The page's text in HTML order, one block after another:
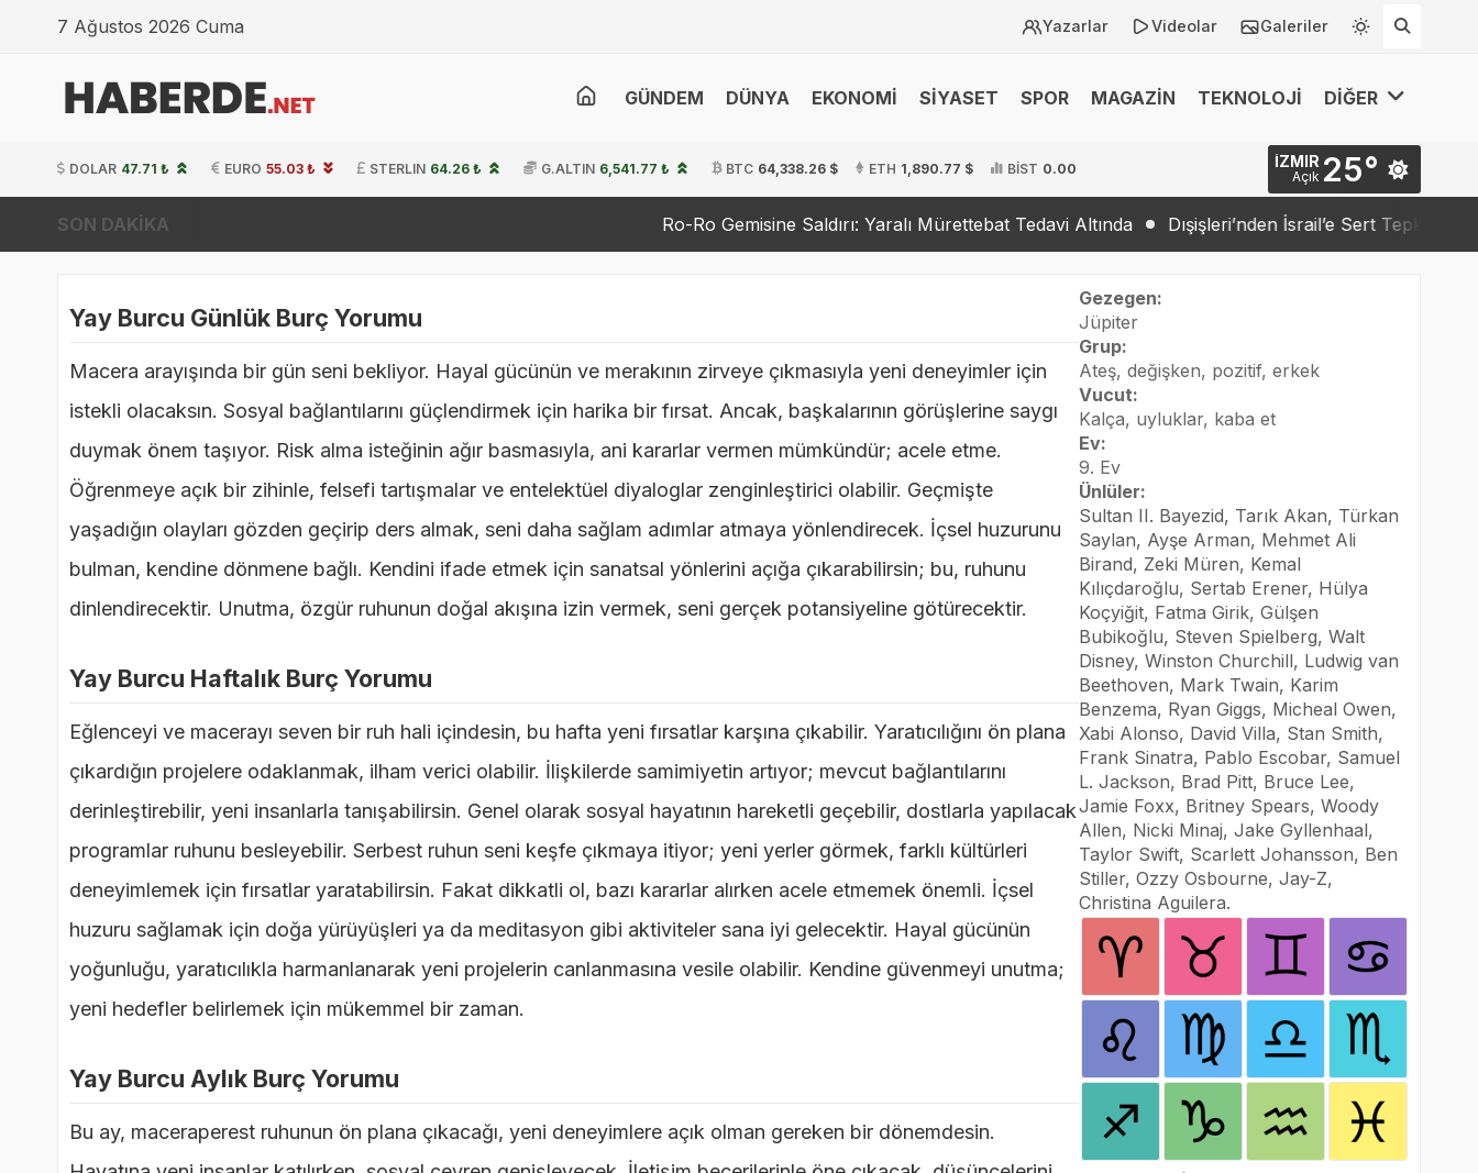
7 Ağustos 2026 Cuma Yazarlar Videolar Galeriler
GÜNDEM DÜNYA EKONOMİ SİYASET SPOR MAGAZİN TEKNOLOJİ DİĞER
DOLAR 47.71 ₺ EURO 55.03 ₺ STERLIN 64.26 ₺ G.ALTIN 6,541.77 ₺ BTC 64,338.26 $ ETH 1,890.77 $ BİST 0.00 İZMIR
Açık 25°
SON DAKİKA Ro-Ro Gemisine Saldırı: Yaralı Mürettebat Tedavi Altında Dışişleri’nden İsrail’e Sert Tepki: “Barış İradesi
Yay Burcu Günlük Burç Yorumu
Macera arayışında bir gün seni bekliyor. Hayal gücünün ve merakının zirveye çıkmasıyla yeni deneyimler için
istekli olacaksın. Sosyal bağlantılarını güçlendirmek için harika bir fırsat. Ancak, başkalarının görüşlerine saygı
duymak önem taşıyor. Risk alma isteğinin ağır basmasıyla, ani kararlar vermen mümkündür; acele etme.
Öğrenmeye açık bir zihinle, felsefi tartışmalar ve entelektüel diyaloglar zenginleştirici olabilir. Geçmişte
yaşadığın olayları gözden geçirip ders almak, seni daha sağlam adımlar atmaya yönlendirecek. İçsel huzurunu
bulman, kendine dönmene bağlı. Kendini ifade etmek için sanatsal yönlerini açığa çıkarabilirsin; bu, ruhunu
dinlendirecektir. Unutma, özgür ruhunun doğal akışına izin vermek, seni gerçek potansiyeline götürecektir.
Yay Burcu Haftalık Burç Yorumu
Eğlenceyi ve macerayı seven bir ruh hali içindesin, bu hafta yeni fırsatlar karşına çıkabilir. Yaratıcılığını ön plana
çıkardığın projelere odaklanmak, ilham verici olabilir. İlişkilerde samimiyetin artıyor; mevcut bağlantılarını
derinleştirebilir, yeni insanlarla tanışabilirsin. Genel olarak sosyal hayatının hareketli geçebilir, dostlarla yapılacak
programlar ruhunu besleyebilir. Serbest ruhun seni keşfe çıkmaya itiyor; yeni yerler görmek, farklı kültürleri
deneyimlemek için fırsatlar yaratabilirsin. Fakat dikkatli ol, bazı kararlar alırken acele etmemek önemli. İçsel
huzuru sağlamak için doğa yürüyüşleri ya da meditasyon gibi aktiviteler sana iyi gelecektir. Hayal gücünün
yoğunluğu, yaratıcılıkla harmanlanarak yeni projelerin canlanmasına vesile olabilir. Kendine güvenmeyi unutma;
yeni hedefler belirlemek için mükemmel bir zaman.
Yay Burcu Aylık Burç Yorumu
Bu ay, maceraperest ruhunun ön plana çıkacağı, yeni deneyimlere açık olman gereken bir dönemdesin.
Gezegen:
Jüpiter
Grup:
Ateş, değişken, pozitif, erkek
Vucut:
Kalça, uyluklar, kaba et
Ev:
9. Ev
Ünlüler:
Sultan II. Bayezid, Tarık Akan, Türkan
Saylan, Ayşe Arman, Mehmet Ali
Birand, Zeki Müren, Kemal
Kılıçdaroğlu, Sertab Erener, Hülya
Koçyiğit, Fatma Girik, Gülşen
Bubikoğlu, Steven Spielberg, Walt
Disney, Winston Churchill, Ludwig van
Beethoven, Mark Twain, Karim
Benzema, Ryan Giggs, Micheal Owen,
Xabi Alonso, David Villa, Stan Smith,
Frank Sinatra, Pablo Escobar, Samuel
L. Jackson, Brad Pitt, Bruce Lee,
Jamie Foxx, Britney Spears, Woody
Allen, Nicki Minaj, Jake Gyllenhaal,
Taylor Swift, Scarlett Johansson, Ben
Stiller, Ozzy Osbourne, Jay-Z,
Christina Aguilera.